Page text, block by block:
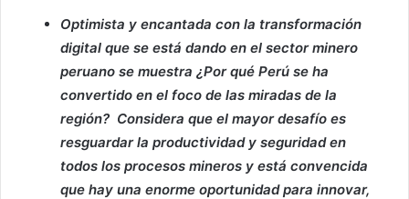
Optimista y encantada con la transformación
digital que se está dando en el sector minero
peruano se muestra ¿Por qué Perú se ha
convertido en el foco de las miradas de la
región? Considera que el mayor desafío es
resguardar la productividad y seguridad en
todos los procesos mineros y está convencida
que hay una enorme oportunidad para innovar,